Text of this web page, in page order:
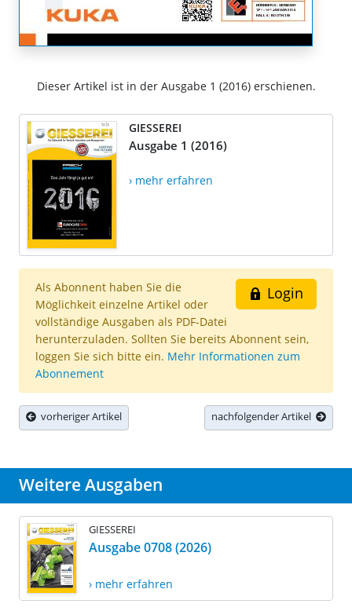
Dieser Artikel ist in der Ausgabe 1 (2016) erschienen.
GIESSEREI
Ausgabe 1 (2016)
› mehr erfahren
Login
Als Abonnent haben Sie die
Möglichkeit einzelne Artikel oder
vollständige Ausgaben als PDF-Datei
herunterzuladen. Sollten Sie bereits Abonnent sein,
loggen Sie sich bitte ein. Mehr Informationen zum
Abonnement
vorheriger Artikel nachfolgender Artikel
Weitere Ausgaben
GIESSEREI
Ausgabe 0708 (2026)
› mehr erfahren